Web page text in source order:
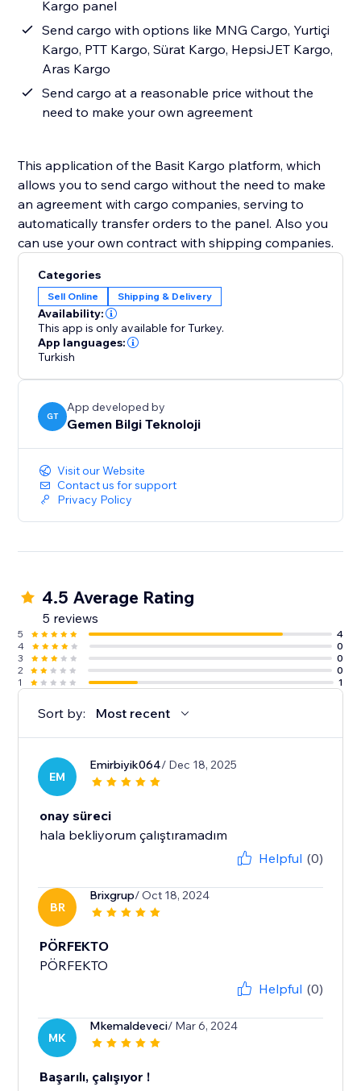
Kargo panel
Send cargo with options like MNG Cargo, Yurtiçi
Kargo, PTT Kargo, Sürat Kargo, HepsiJET Kargo,
Aras Kargo
Send cargo at a reasonable price without the
need to make your own agreement
This application of the Basit Kargo platform, which
allows you to send cargo without the need to make
an agreement with cargo companies, serving to
automatically transfer orders to the panel. Also you
can use your own contract with shipping companies.
Categories
Sell Online Shipping & Delivery
Availability:
This app is only available for Turkey.
App languages:
Turkish
GT
App developed by
Gemen Bilgi Teknoloji
Visit our Website
Contact us for support
Privacy Policy
4.5 Average Rating
5 reviews
5
4
4
0
3
0
2
0
1
1
Sort by: Most recent
EM
Emirbiyik064/ Dec 18, 2025
onay süreci
hala bekliyorum çalıştıramadım
Helpful (0)
BR
Brixgrup/ Oct 18, 2024
PÖRFEKTO
PÖRFEKTO
Helpful (0)
MK
Mkemaldeveci/ Mar 6, 2024
Başarılı, çalışıyor !